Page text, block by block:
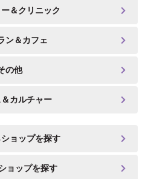
＆クリニック
ン＆カフェ
の他
カルチャー
ョップを探す
ョップを探す